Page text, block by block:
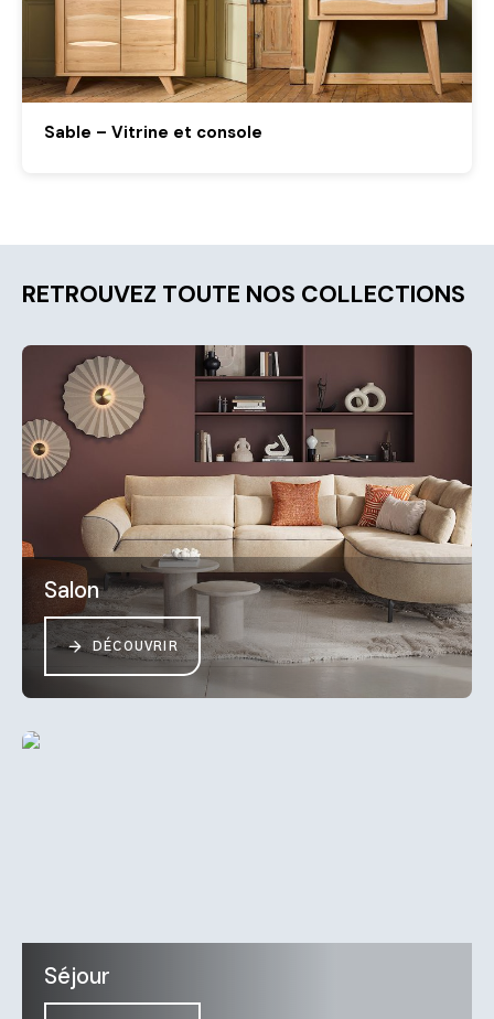
Sable – Vitrine et console
RETROUVEZ TOUTE NOS COLLECTIONS
Salon
DÉCOUVRIR
Séjour